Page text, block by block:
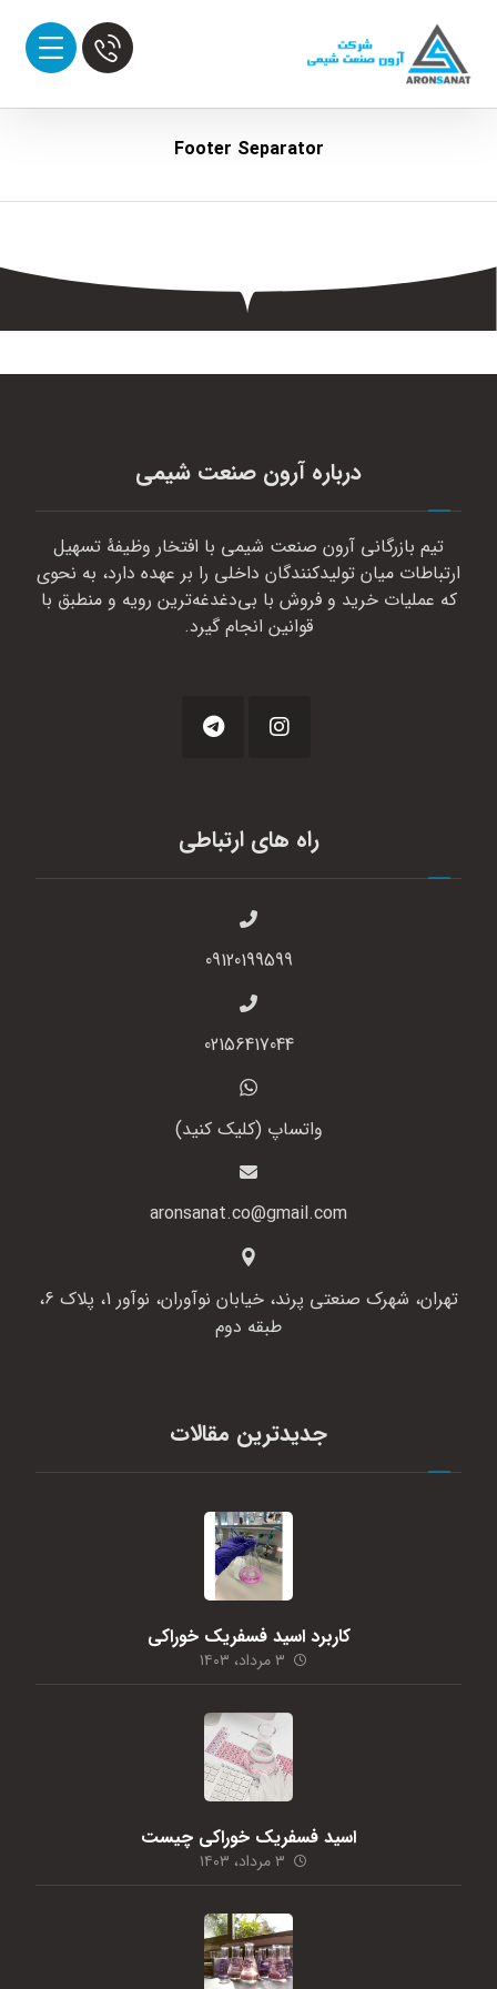
Footer Separator
درباره آرون صنعت شیمی
تیم بازرگانی آرون صنعت شیمی با افتخار وظیفهٔ تسهیل
ارتباطات میان تولیدکنندگان داخلی را بر عهده دارد، به نحوی
که عملیات خرید و فروش با بی‌دغدغه‌ترین رویه و منطبق با
قوانین انجام گیرد.
راه های ارتباطی
09120199599
02156417044
واتساپ (کلیک کنید)
aronsanat.co@gmail.com
تهران، شهرک صنعتی پرند، خیابان نوآوران، نوآور 1، پلاک 6،
طبقه دوم
جدیدترین مقالات
کاربرد اسید فسفریک خوراکی
۳ مرداد، ۱۴۰۳
اسید فسفریک خوراکی چیست
۳ مرداد، ۱۴۰۳